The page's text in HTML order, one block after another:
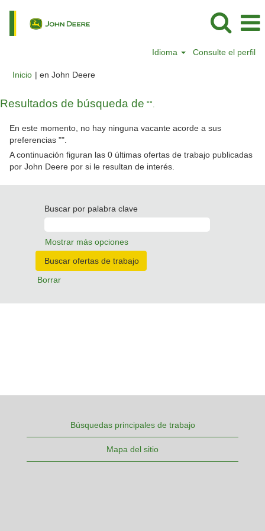
Idioma Consulte el perfil
Inicio | en John Deere(página
Resultados de búsqueda de "".
En este momento, no hay ninguna vacante acorde a sus
preferencias "".
A continuación figuran las 0 últimas ofertas de trabajo publicadas
por John Deere por si le resultan de interés.
Buscar por palabra clave
Mostrar más opciones
Borrar
Búsquedas principales de trabajo
Mapa del sitio